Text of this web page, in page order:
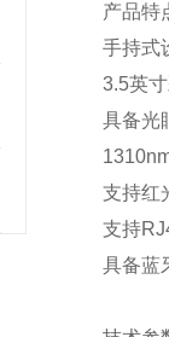
产品特
手持式
3.5英
具备光
支持红
支持
具备蓝